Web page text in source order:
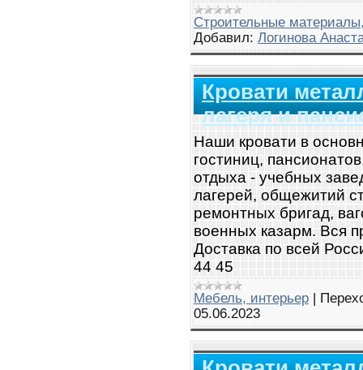
Строительные
Добавил: Логинова
Кровати
лагеря и
Наши кровати в
гостиниц,
отдыха - учебных
лагерей, общежитий
ремонтных бригад,
военных казарм. Вся
Доставка по всей
44 45
Мебель, интерьер |
05.06.2023